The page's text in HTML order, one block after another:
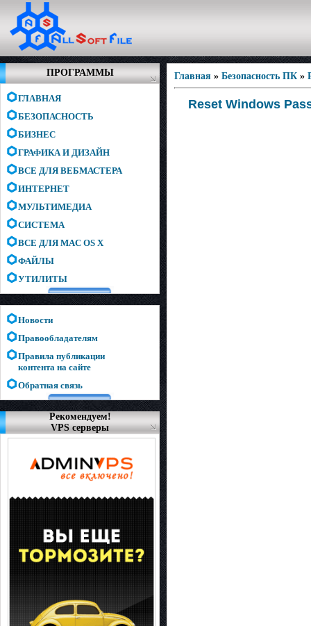
ПРОГРАММЫ
ГЛАВНАЯ
БЕЗОПАСНОСТЬ
БИЗНЕС
ГРАФИКА И ДИЗАЙН
ВСЕ ДЛЯ ВЕБМАСТЕРА
ИНТЕРНЕТ
МУЛЬТИМЕДИА
СИСТЕМА
ВСЕ ДЛЯ MAC OS X
ФАЙЛЫ
УТИЛИТЫ
Новости
Правообладателям
Правила публикации
контента на сайте
Обратная связь
Рекомендуем!
VPS серверы
Главная » Безопасность ПК »
Reset Windows